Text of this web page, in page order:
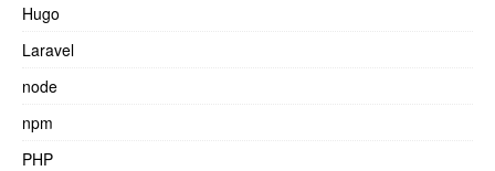
Hugo
Laravel
node
npm
PHP